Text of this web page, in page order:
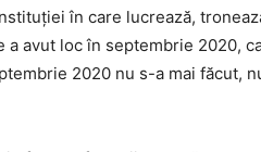
în care lucrează,
a avut loc în septembrie 2020,
2020 nu s-a mai făcut,